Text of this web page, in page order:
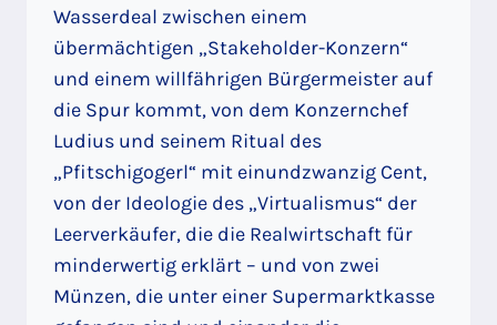
Wasserdeal zwischen einem
übermächtigen „Stakeholder-Konzern“
und einem willfährigen Bürgermeister auf
die Spur kommt, von dem Konzernchef
Ludius und seinem Ritual des
„Pfitschigogerl“ mit einundzwanzig Cent,
von der Ideologie des „Virtualismus“ der
Leerverkäufer, die die Realwirtschaft für
minderwertig erklärt – und von zwei
Münzen, die unter einer Supermarktkasse